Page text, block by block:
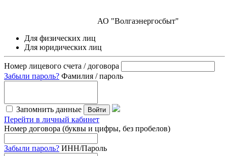
АО "Волгаэнергосбыт"
Для физических лиц
Для юридических лиц
Номер лицевого счета / договора
Забыли пароль? Фамилия / пароль
Запомнить данные Войти
Перейти в личный кабинет
Номер договора (буквы и цифры, без пробелов)
Забыли пароль? ИНН/Пароль